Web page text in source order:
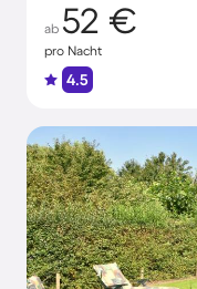
ab 52 €
pro Nacht
4.5